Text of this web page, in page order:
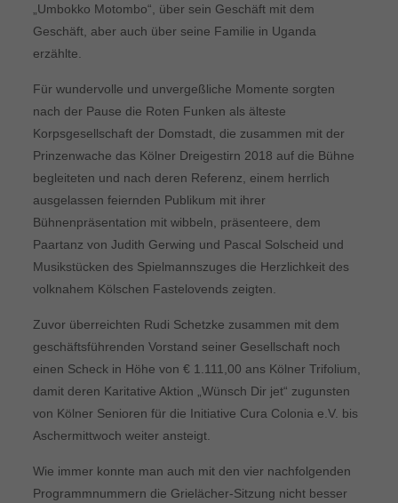
„Umbokko Motombo“, über sein Geschäft mit dem
Geschäft, aber auch über seine Familie in Uganda
erzählte.
Für wundervolle und unvergeßliche Momente sorgten
nach der Pause die Roten Funken als älteste
Korpsgesellschaft der Domstadt, die zusammen mit der
Prinzenwache das Kölner Dreigestirn 2018 auf die Bühne
begleiteten und nach deren Referenz, einem herrlich
ausgelassen feiernden Publikum mit ihrer
Bühnenpräsentation mit wibbeln, präsenteere, dem
Paartanz von Judith Gerwing und Pascal Solscheid und
Musikstücken des Spielmannszuges die Herzlichkeit des
volknahem Kölschen Fastelovends zeigten.
Zuvor überreichten Rudi Schetzke zusammen mit dem
geschäftsführenden Vorstand seiner Gesellschaft noch
einen Scheck in Höhe von € 1.111,00 ans Kölner Trifolium,
damit deren Karitative Aktion „Wünsch Dir jet“ zugunsten
von Kölner Senioren für die Initiative Cura Colonia e.V. bis
Aschermittwoch weiter ansteigt.
Wie immer konnte man auch mit den vier nachfolgenden
Programmnummern die Grielächer-Sitzung nicht besser